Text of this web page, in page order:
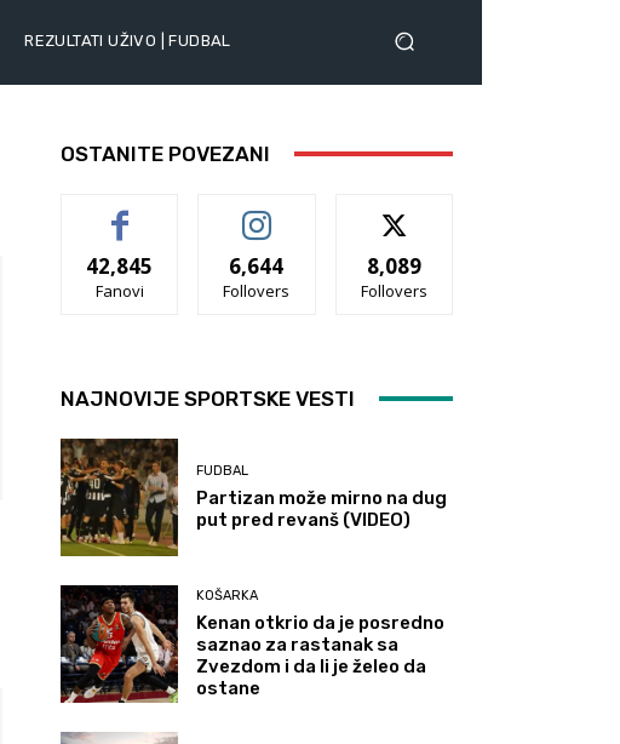
REZULTATI UŽIVO | FUDBAL
OSTANITE POVEZANI
42,845
Fanovi
6,644
Follovers
8,089
Follovers
NAJNOVIJE SPORTSKE VESTI
FUDBAL
Partizan može mirno na dug
put pred revanš (VIDEO)
KOŠARKA
Kenan otkrio da je posredno
saznao za rastanak sa
Zvezdom i da li je želeo da
ostane